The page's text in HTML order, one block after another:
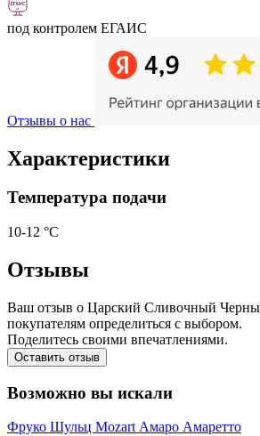
под контролем ЕГАИС
Отзывы о нас
Характеристики
Температура подачи
10-12 °С
Отзывы
Ваш отзыв о Царский Сливочный
покупателям определиться с выбором.
Поделитесь своими впечатлениями.
Оставить отзыв
Возможно вы искали
Фруко Шульц MozartАмаро Амаретто